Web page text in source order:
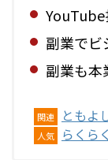
副業でビ
副業も本
関連 ともよ
人気 らくら